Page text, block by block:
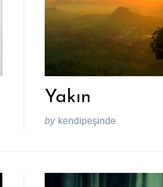
Yakın
by kendipeşinde